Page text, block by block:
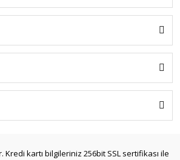
Kredi kartı bilgileriniz 256bit SSL sertifikası ile